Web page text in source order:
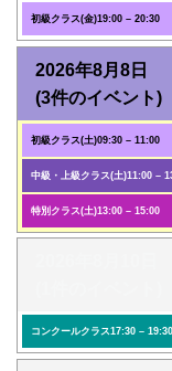
初級クラス(金)19:00 – 20:30
2026年8月8日
(3件のイベント)
初級クラス(土)09:30 – 11:00
中級・上級クラス(土)11:00 –
特別クラス(土)13:00 – 15:00
コンクールクラス17:30 – 19:30